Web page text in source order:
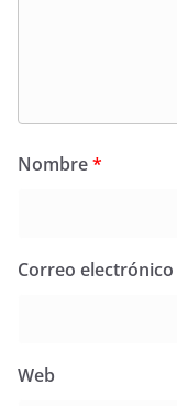
Nombre*
Correo electrónico
Web